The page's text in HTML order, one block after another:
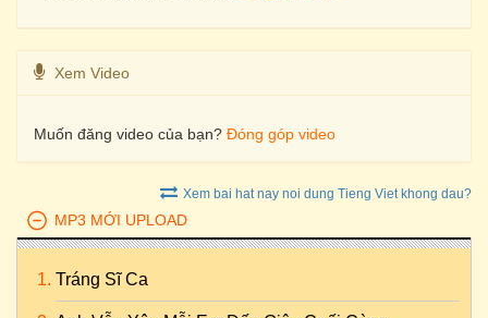
Xem Video
Muốn đăng video của bạn? Đóng góp video
Xem bai hat nay noi dung Tieng Viet khong dau?
MP3 MỚI UPLOAD
Tráng Sĩ Ca